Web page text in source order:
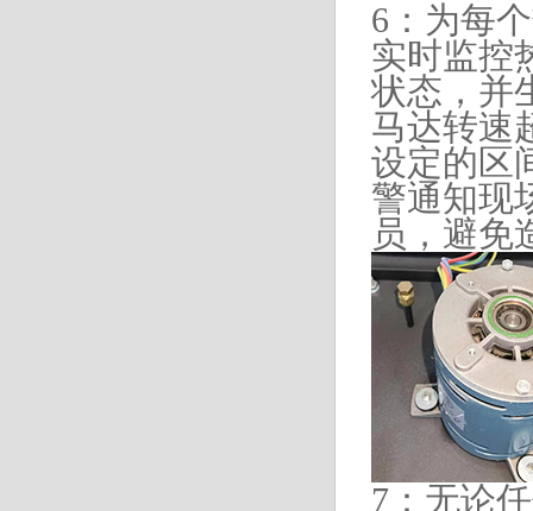
6：为每
实时监控
状态，并
马达转速
设定的区
警通知现
员，避免
7 ：无论